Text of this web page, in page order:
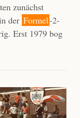
zunächst
der Formel-2-
Erst 1979 bog